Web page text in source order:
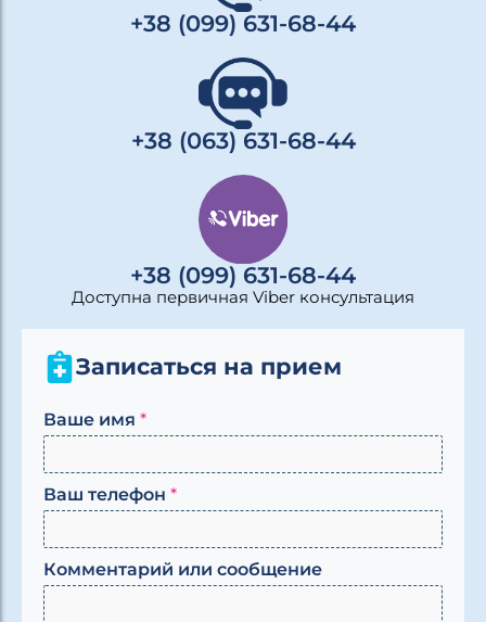
+38 (099) 631-68-44
+38 (063) 631-68-44
+38 (099) 631-68-44
Доступна первичная Viber консультация
Записаться на прием
В
а
ш
е
л
е
ф
о
н
Ваше имя *
Ваш телефон *
Комментарий или сообщение